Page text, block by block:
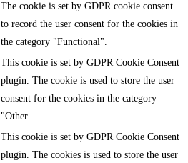
The cookie is set by GDPR cookie consent
to record the user consent for the cookies in
the category "Functional".
This cookie is set by GDPR Cookie Consent
plugin. The cookie is used to store the user
consent for the cookies in the category
"Other.
This cookie is set by GDPR Cookie Consent
plugin. The cookies is used to store the user